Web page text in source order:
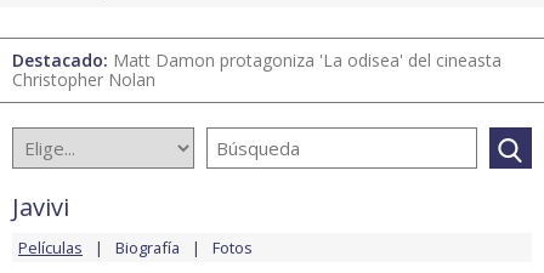
Destacado: Matt Damon protagoniza 'La odisea' del cineasta
Christopher Nolan
Javivi
Películas Biografía Fotos